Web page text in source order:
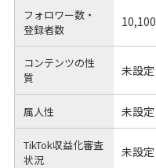
フォロワー数・
登録者数
10,100
コンテンツの性
質
未設定
属人性 未設定
TikTok収益化審査
状況
未設定